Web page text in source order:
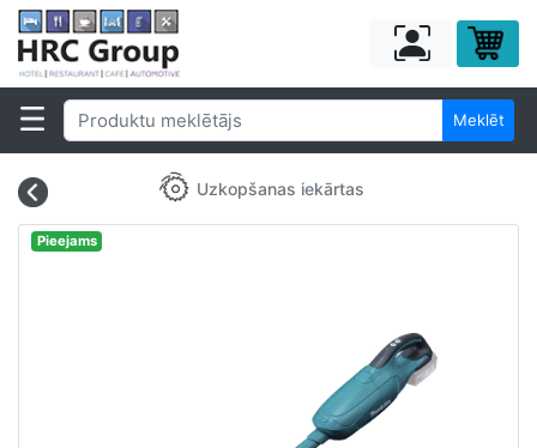
Meklēt
Uzkopšanas iekārtas
Pieejams